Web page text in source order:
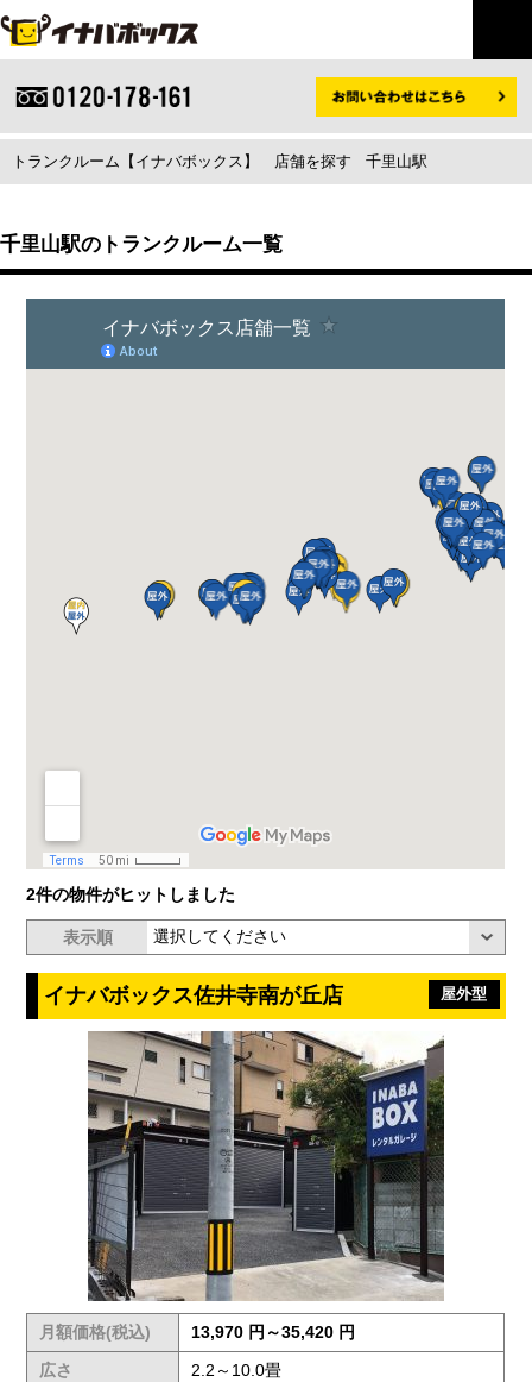
トランクルーム【イナバボックス】 店舗を探す 千里山駅
千里山駅のトランクルーム一覧
2件の物件がヒットしました
表示順
イナバボックス佐井寺南が丘店 屋外型
月額価格(税込)
13,970 円～35,420 円
広さ
2.2～10.0畳